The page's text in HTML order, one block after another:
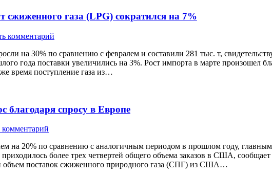
сжиженного газа (LPG) сократился на 7%
комментарий
на 30% по сравнению с февралем и составили 281 тыс. т,
года поставки увеличились на 3%. Рост импорта в марте произошел
время поступление газа из…
спросу в Европе
комментарий
на 20% по сравнению с аналогичным периодом в прошлом году,
более трех четвертей общего объема заказов в США,
объем поставок сжиженного природного газа (СПГ) из США…